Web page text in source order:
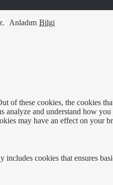
Anladım Bilgi
these cookies, the cookies
and understand how
may have an effect on your
cookies that ensures